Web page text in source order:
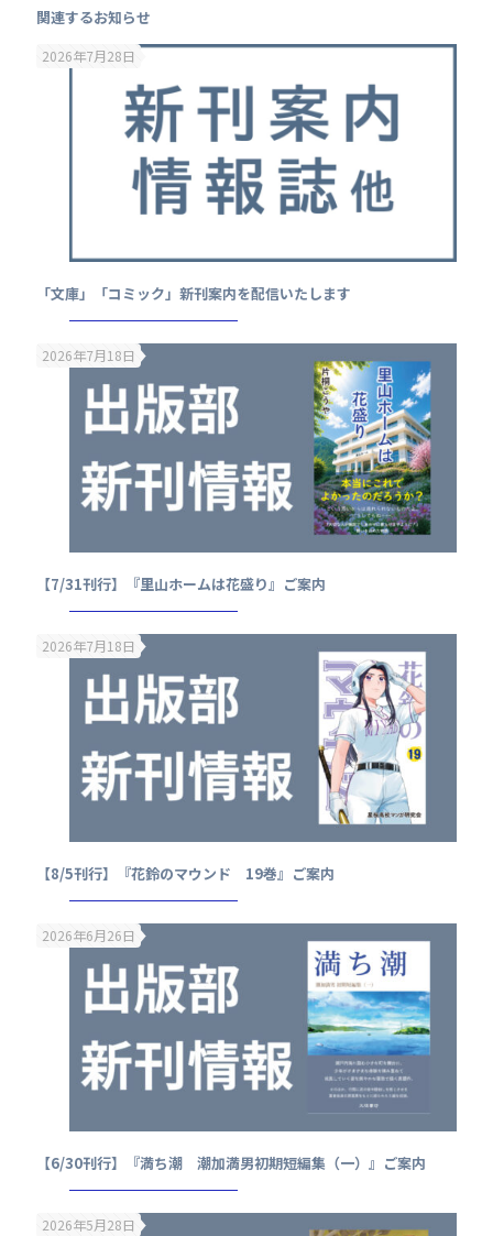
関連するお知らせ
2026年7月28日
「文庫」「コミック」新刊案内を配信いたします
2026年7月18日
【7/31刊行】『里山ホームは花盛り』ご案内
2026年7月18日
【8/5刊行】『花鈴のマウンド 19巻』ご案内
2026年6月26日
【6/30刊行】『満ち潮 潮加満男初期短編集（一）』ご案内
2026年5月28日